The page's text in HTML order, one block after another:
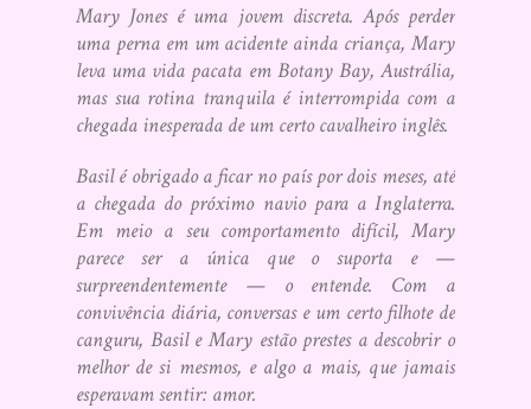
Mary Jones é uma jovem discreta. Após perder
uma perna em um acidente ainda criança, Mary
leva uma vida pacata em Botany Bay, Austrália,
mas sua rotina tranquila é interrompida com a
chegada inesperada de um certo cavalheiro inglês.
Basil é obrigado a ficar no país por dois meses, até
a chegada do próximo navio para a Inglaterra.
Em meio a seu comportamento difícil, Mary
parece ser a única que o suporta e —
surpreendentemente — o entende. Com a
convivência diária, conversas e um certo filhote de
canguru, Basil e Mary estão prestes a descobrir o
melhor de si mesmos, e algo a mais, que jamais
esperavam sentir: amor.